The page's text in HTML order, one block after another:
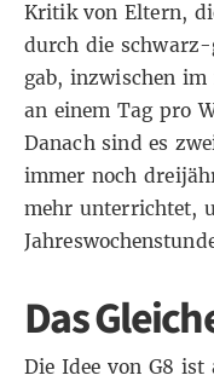
Kritik von Eltern,
durch die schwarz-
gab, inzwischen im
an einem Tag pro
Danach sind es
immer noch
mehr unterrichtet,
Das
Die Idee von G8